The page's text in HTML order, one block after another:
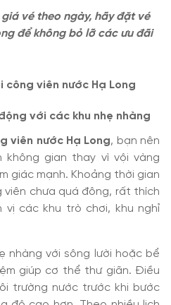
vé theo ngày, hãy đặt vé
để không bỏ lỡ các ưu đãi
công viên nước Hạ Long
với các khu nhẹ nhàng
viên nước Hạ Long, bạn nên
không gian thay vì vội vàng
giác mạnh. Khoảng thời gian
viên chưa quá đông, rất thích
vị các khu trò chơi, khu nghỉ
nhàng với sông lười hoặc bể
giúp cơ thể thư giãn. Điều
trường nước trước khi bước